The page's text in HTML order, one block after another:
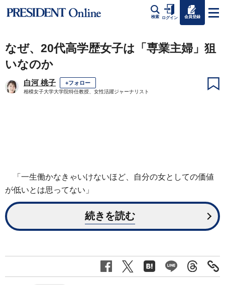
検索 ログイン 会員登録
なぜ、20代高学歴女子は「専業主婦」狙
いなのか
白河 桃子 +フォロー
相模女子大学大学院特任教授、女性活躍ジャーナリスト
「一生働かなきゃいけないほど、自分の女としての価値
が低いとは思ってない」
続きを読む